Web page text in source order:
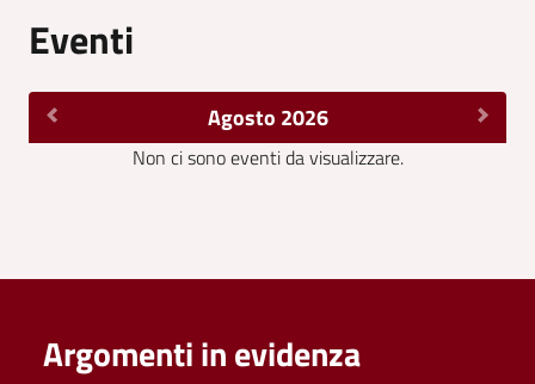
Eventi
Agosto 2026
Non ci sono eventi da visualizzare.
Argomenti in evidenza